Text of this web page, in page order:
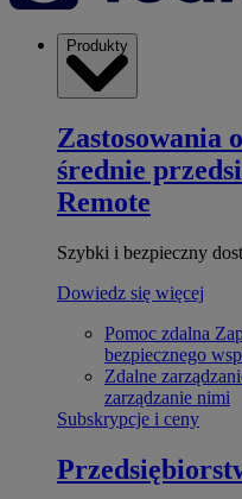
Produkty
Zastosowania
średnie
Remote
Szybki i bezpieczny
Dowiedz się więcej
Pomoc zdalna
bezpiecznego
Zdalne
zarządzanie nimi
Subskrypcje i ceny